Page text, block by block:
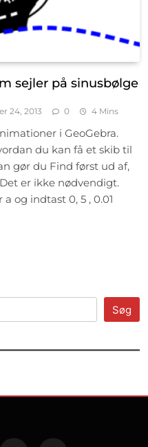
sejler på sinusbølge
24, 2013 0 4 Mins
i GeoGebra.
du kan få et skib til
gør du Find først ud af,
er ikke nødvendigt.
og indtast 0, 5 , 0.01
Søg